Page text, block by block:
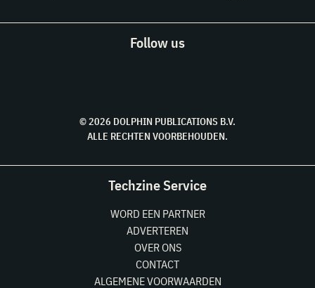
Follow us
© 2026 DOLPHIN PUBLICATIONS B.V.
ALLE RECHTEN VOORBEHOUDEN.
Techzine Service
WORD EEN PARTNER
ADVERTEREN
OVER ONS
CONTACT
ALGEMENE VOORWAARDEN